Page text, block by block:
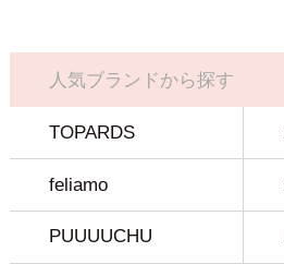
人気ブランドから探す
TOPARDS
feliamo
PUUUUCHU